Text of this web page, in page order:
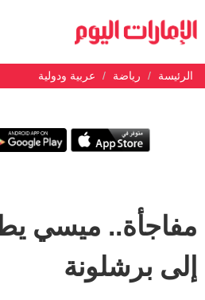
الرئيسة رياضة عربية ودولية
مفاجأة.. ميسي
إلى برشلونة